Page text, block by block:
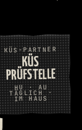
KÜS-PARTNER
KÜS
PRÜFSTELLE
HU · AU
TÄGLICH ·
IM HAUS